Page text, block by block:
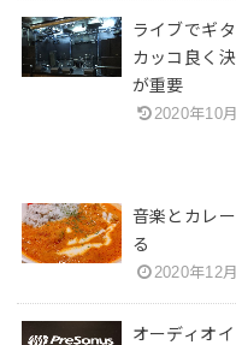
ライブでギ
カッコ良く
が重要
2020年10
音楽とカレ
る
2020年12
オーディオ